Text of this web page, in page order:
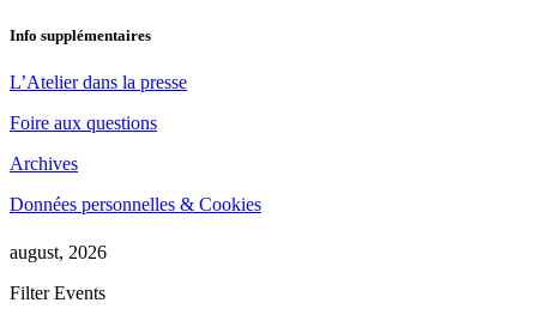
Info supplémentaires
L’Atelier dans la presse
Foire aux questions
Archives
Données personnelles & Cookies
august, 2026
Filter Events